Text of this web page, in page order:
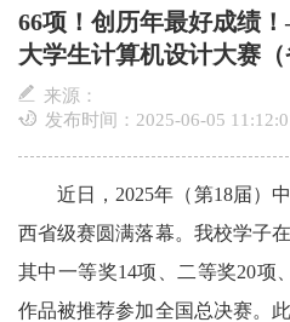
66项！创历年最好成绩
大学生计算机设计大赛
来源：
发布时间：2025-06-05
近日，2025年（第18届）
西省级赛圆满落幕。我校学子
其中一等奖14项、二等奖20项
作品被推荐参加全国总决赛。